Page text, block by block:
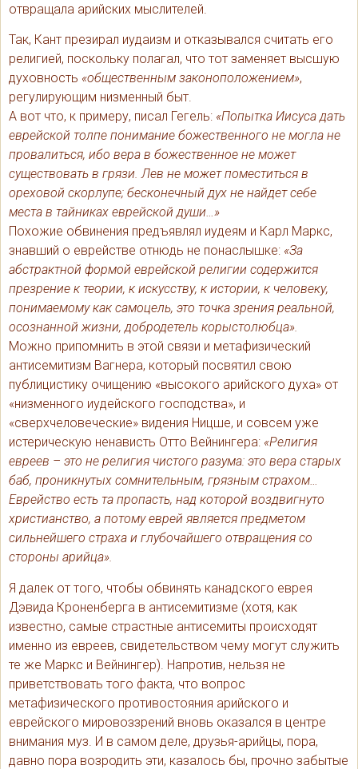
отвращала арийских мыслителей.
Так, Кант презирал иудаизм и отказывался считать его
религией, поскольку полагал, что тот заменяет высшую
духовность «общественным законоположением»,
регулирующим низменный быт.
А вот что, к примеру, писал Гегель: «Попытка Иисуса дать
еврейской толпе понимание божественного не могла не
провалиться, ибо вера в божественное не может
существовать в грязи. Лев не может поместиться в
ореховой скорлупе; бесконечный дух не найдет себе
места в тайниках еврейской души…»
Похожие обвинения предъявлял иудеям и Карл Маркс,
знавший о еврействе отнюдь не понаслышке: «За
абстрактной формой еврейской религии содержится
презрение к теории, к искусству, к истории, к человеку,
понимаемому как самоцель, это точка зрения реальной,
осознанной жизни, добродетель корыстолюбца».
Можно припомнить в этой связи и метафизический
антисемитизм Вагнера, который посвятил свою
публицистику очищению «высокого арийского духа» от
«низменного иудейского господства», и
«сверхчеловеческие» видения Ницше, и совсем уже
истерическую ненависть Отто Вейнингера: «Религия
евреев – это не религия чистого разума: это вера старых
баб, проникнутых сомнительным, грязным страхом…
Еврейство есть та пропасть, над которой воздвигнуто
христианство, а потому еврей является предметом
сильнейшего страха и глубочайшего отвращения со
стороны арийца».
Я далек от того, чтобы обвинять канадского еврея
Дэвида Кроненберга в антисемитизме (хотя, как
известно, самые страстные антисемиты происходят
именно из евреев, свидетельством чему могут служить
те же Маркс и Вейнингер). Напротив, нельзя не
приветствовать того факта, что вопрос
метафизического противостояния арийского и
еврейского мировоззрений вновь оказался в центре
внимания муз. И в самом деле, друзья-арийцы, пора,
давно пора возродить эти, казалось бы, прочно забытые